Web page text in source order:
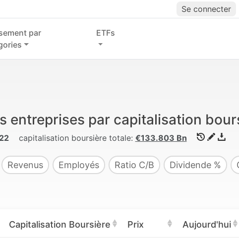
Se connecter
par
ETFs
entreprises par capitalisation
capitalisation boursière totale: €133.803 Bn
Revenus Employés Ratio C/B Dividende %
Capitalisation Boursière Prix Aujourd'hui